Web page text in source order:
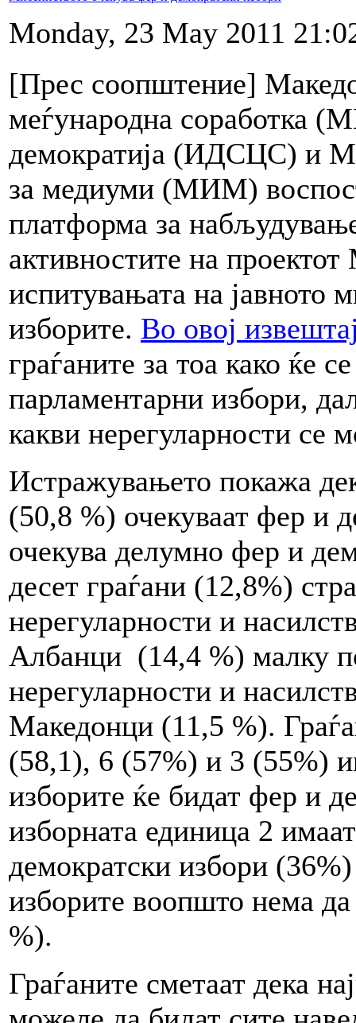
Monday, 23 May 2011
[Прес соопштение]
меѓународна соработка
демократија (ИДСЦС) и
за медиуми (МИМ)
платформа за
активностите на
испитувањата на јавното
изборите. Во овој
граѓаните за тоа како ќе
парламентарни избори,
какви нерегуларности се
Истражувањето покажа
(50,8 %) очекуваат фер и
очекува делумно фер и
десет граѓани (12,8%)
нерегуларности и
Албанци (14,4 %) малку
нерегуларности и
Македонци (11,5 %).
(58,1), 6 (57%) и 3 (55%)
изборите ќе бидат фер и
изборната единица 2
демократски избори
изборите воопшто нема
%).
Граѓаните сметаат дека